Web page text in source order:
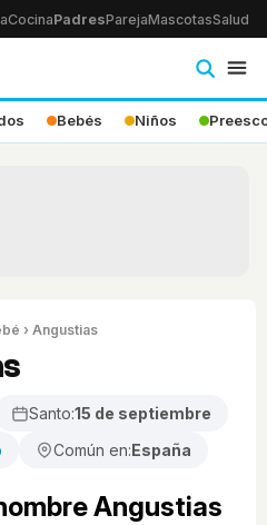
CocinaPadresParejaMascotasSalud
Bebés Niños
› Angustias
Santo:15 de septiembre
Común en:España
Angustias